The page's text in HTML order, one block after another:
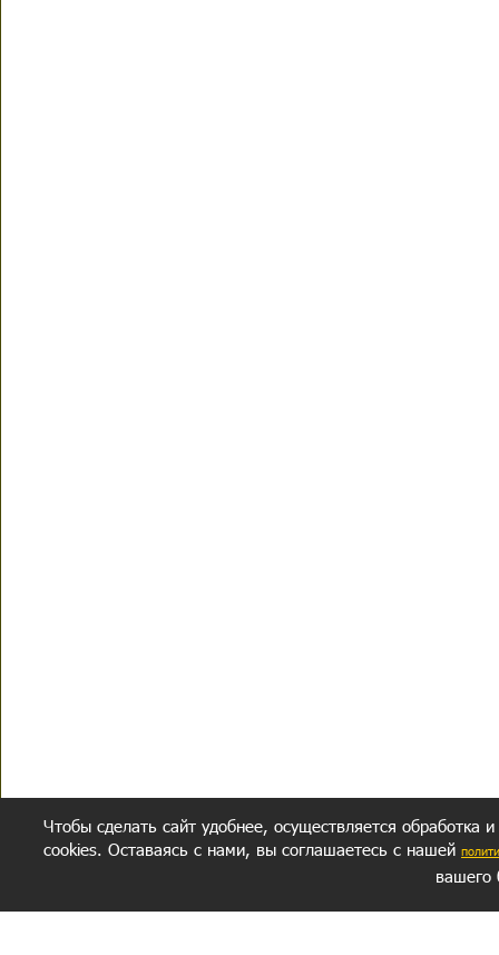
Чтобы сделать сайт удобнее, осуществляется обработка
cookies. Оставаясь с нами, вы соглашаетесь с нашей
вашего